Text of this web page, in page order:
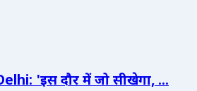
'इस दौर में जो सीखेगा, ...